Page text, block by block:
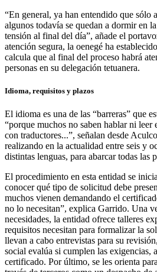
“En general, ya han entendido que sólo
algunos todavía se quedan a dormir en
tensión al final del día”, añade el
atención segura, la oenegé ha
calcula que al final del proceso habrá
personas en su delegación tetuanera.
Idioma, requisitos y plazos
El idioma es una de las “barreras” que
“porque muchos no saben hablar ni leer
con traductores...”, señalan desde
realizando en la actualidad entre seis y
distintas lenguas, para abarcar todas las
El procedimiento en esta entidad se
conocer qué tipo de solicitud debe
muchos vienen demandando el
no lo necesitan”, explica Garrido. Una
necesidades, la entidad ofrece talleres
requisitos necesitan para formalizar la
llevan a cabo entrevistas para su
social evalúa si cumplen las exigencias,
certificado. Por último, se les orienta